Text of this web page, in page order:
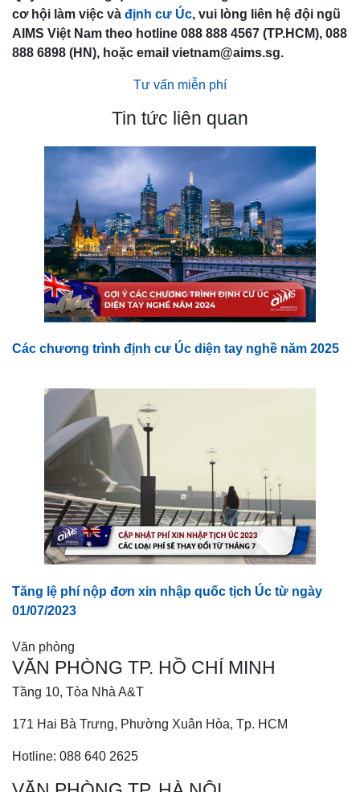
cơ hội làm việc và định cư Úc, vui lòng liên hệ đội ngũ
AIMS Việt Nam theo hotline 088 888 4567 (TP.HCM), 088
888 6898 (HN), hoặc email vietnam@aims.sg.
Tư vấn miễn phí
Tin tức liên quan
Các chương trình định cư Úc diện tay nghề năm 2025
Tăng lệ phí nộp đơn xin nhập quốc tịch Úc từ ngày
01/07/2023
Văn phòng
VĂN PHÒNG TP. HỒ CHÍ MINH
Tầng 10, Tòa Nhà A&T
171 Hai Bà Trưng, Phường Xuân Hòa, Tp. HCM
Hotline: 088 640 2625